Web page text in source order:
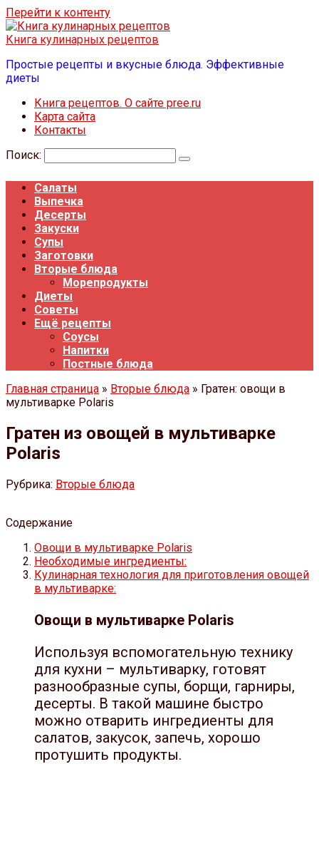
Перейти к контенту
Книга кулинарных рецептов
Простые рецепты и вкусные блюда. Эффективные
диеты
Книга рецептов. О сайте pree.ru
Карта сайта
Контакты
Поиск:
Салаты
Выпечка
Десерты
Закуски
Супы
Заготовки
Вторые блюда
Морепродукты
Диеты
Советы
Ещё рецепты
Соусы
Напитки
Постные блюда
Главная страница » Вторые блюда » Гратен: овощи в
мультиварке Polaris
Гратен из овощей в мультиварке
Polaris
Рубрика: Вторые блюда
Содержание
Овощи в мультиварке Polaris
Необходимые ингредиенты:
Кулинарная технология для приготовления овощей
в мультиварке:
Овощи в мультиварке Polaris
Используя вспомогательную технику
для кухни – мультиварку, готовят
разнообразные супы, борщи, гарниры,
десерты. В такой машине быстро
можно отварить ингредиенты для
салатов, закусок, запечь, хорошо
протушить продукты.